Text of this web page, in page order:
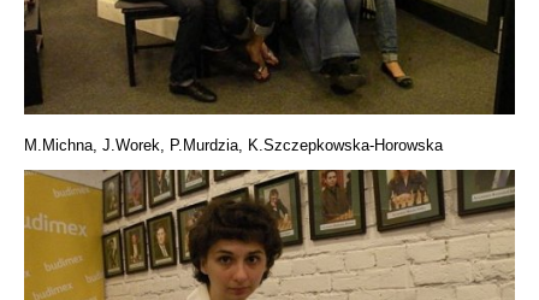
M.Michna, J.Worek, P.Murdzia, K.Szczepkowska-Horowska